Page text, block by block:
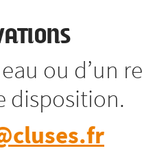
ou d’un
disposition.